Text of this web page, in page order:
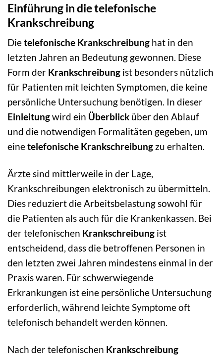
Einführung in die telefonische
Krankschreibung
Dietelefonische Krankschreibung hat in den
letzten Jahren an Bedeutung gewonnen. Diese
Form der Krankschreibung ist besonders nützlich
für Patienten mit leichten Symptomen, die keine
persönliche Untersuchung benötigen. In dieser
Einleitungwird ein Überblick über den Ablauf
und die notwendigen Formalitäten gegeben, um
einetelefonische Krankschreibung zu erhalten.
Ärzte sind mittlerweile in der Lage,
Krankschreibungen elektronisch zu übermitteln.
Dies reduziert die Arbeitsbelastung sowohl für
die Patienten als auch für die Krankenkassen. Bei
der telefonischen Krankschreibung ist
entscheidend, dass die betroffenen Personen in
den letzten zwei Jahren mindestens einmal in der
Praxis waren. Für schwerwiegende
Erkrankungen ist eine persönliche Untersuchung
erforderlich, während leichte Symptome oft
telefonisch behandelt werden können.
Nach der telefonischen Krankschreibung